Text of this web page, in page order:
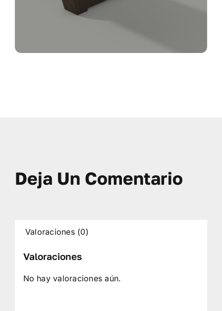
Deja Un Comentario
Valoraciones (0)
Valoraciones
No hay valoraciones aún.